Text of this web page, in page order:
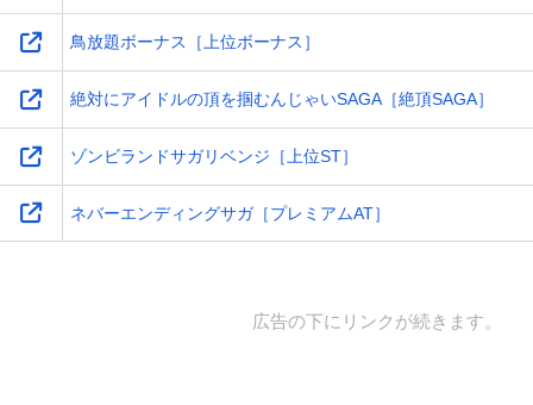
鳥放題ボーナス［上位ボーナス］
絶対にアイドルの頂を掴むんじゃいSAGA［絶頂SAGA］
ゾンビランドサガリベンジ［上位ST］
ネバーエンディングサガ［プレミアムAT］
広告の下にリンクが続きます。